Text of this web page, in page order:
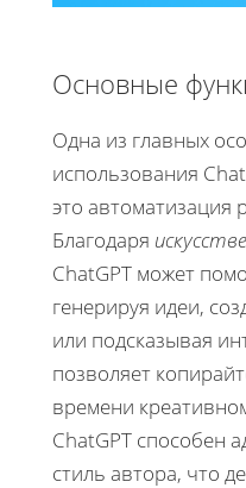
Основные
Одна из главных
использования
это автоматизация
Благодаря
ChatGPT может
генерируя идеи,
или подсказывая
позволяет
времени
ChatGPT способен
стиль автора, что